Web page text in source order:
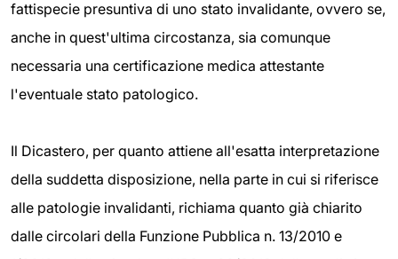
fattispecie presuntiva di uno stato invalidante, ovvero se,
anche in quest'ultima circostanza, sia comunque
necessaria una certificazione medica attestante
l'eventuale stato patologico.
Il Dicastero, per quanto attiene all'esatta interpretazione
della suddetta disposizione, nella parte in cui si riferisce
alle patologie invalidanti, richiama quanto già chiarito
dalle circolari della Funzione Pubblica n. 13/2010 e